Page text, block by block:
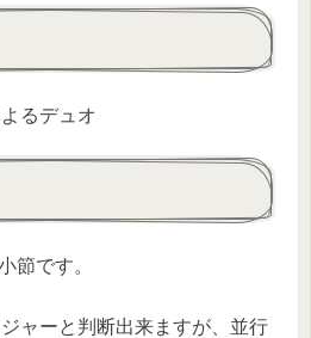
るデュオ
節です。
ャーと判断出来ますが、並行